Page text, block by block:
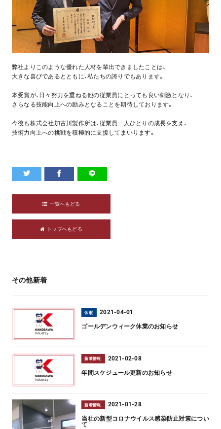
弊社よりこのような優れた人材を輩出できましたことは、
大きな喜びであるとともに、私たちの誇りでもあります。
本受賞が、日々努力を重ねる他の従業員にとっても良い刺激となり、
さらなる技能向上への励みとなることを期待しております。
今後も株式会社加古川製作所は、従業員一人ひとりの成長を支え、
技術力向上への挑戦を積極的に支援してまいります。
一覧へもどる
トップへもどる
その他新着
休暇 2021-04-01
ゴールデンウィーク休業のお知らせ
新着情報 2021-02-08
年間スケジュール更新のお知らせ
新着情報 2021-01-28
当社の新型コロナウイルス感染防止対策につい
て